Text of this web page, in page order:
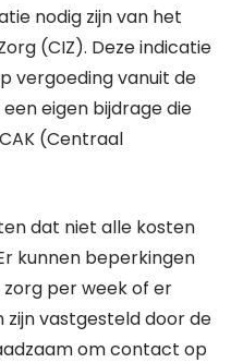
nodig zijn van het
(CIZ). Deze indicatie
vergoeding vanuit de
eigen bijdrage die
(Centraal
dat niet alle kosten
kunnen beperkingen
per week of er
vastgesteld door de
om contact op